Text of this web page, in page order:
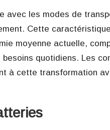
avec les modes de
Cette
moyenne actuelle,
quotidiens. Les
à cette transformation